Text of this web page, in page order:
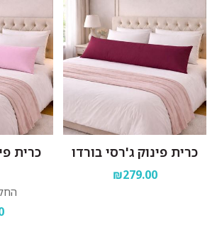
כרית פינוק ג'רסי בורדו
₪279.00
כרית